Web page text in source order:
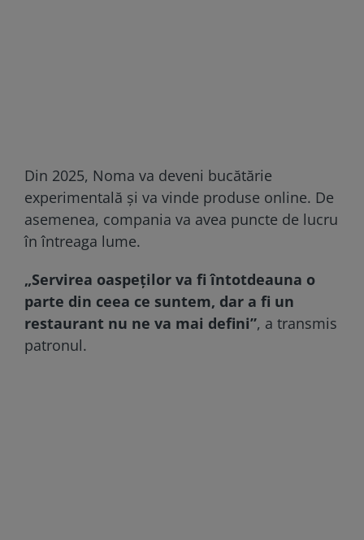
Din 2025, Noma va deveni bucătărie
experimentală și va vinde produse online. De
asemenea, compania va avea puncte de lucru
în întreaga lume.
„Servirea oaspeților va fi întotdeauna o
parte din ceea ce suntem, dar a fi un
restaurant nu ne va mai defini”, a transmis
patronul.